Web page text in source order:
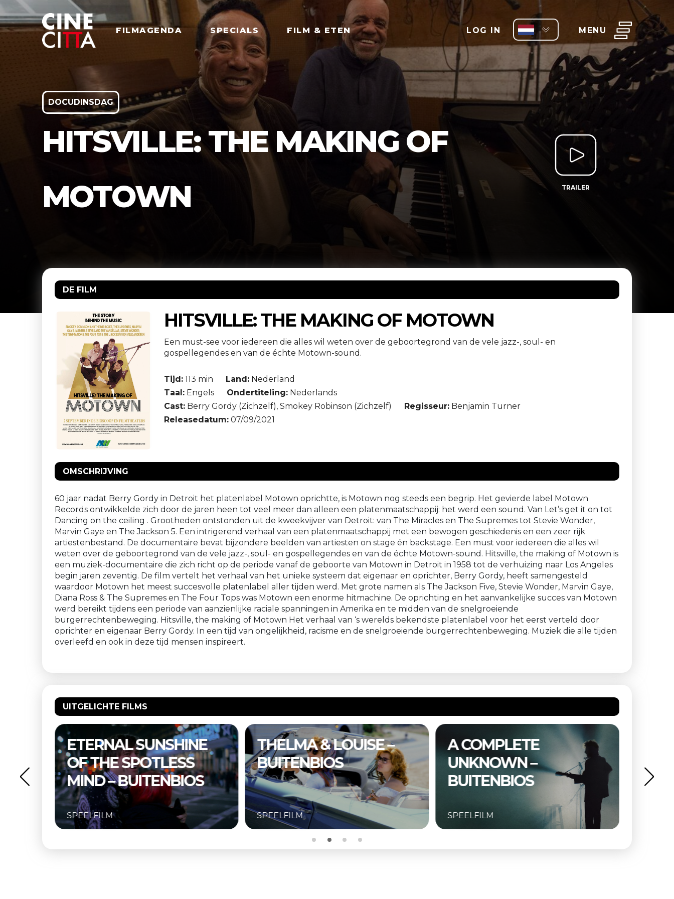
FILMAGENDA SPECIALS FILM & ETEN LOG IN MENU
DOCUDINSDAG
HITSVILLE: THE MAKING OF
MOTOWN
TRAILER
DE FILM
HITSVILLE: THE MAKING OF MOTOWN
Een must-see voor iedereen die alles wil weten over de geboortegrond van de vele jazz-, soul- en
gospellegendes en van de échte Motown-sound.
Tijd: 113 min Land: Nederland
Taal: Engels Ondertiteling: Nederlands
Cast: Berry Gordy (Zichzelf), Smokey Robinson (Zichzelf) Regisseur: Benjamin Turner
Releasedatum: 07/09/2021
OMSCHRIJVING
60 jaar nadat Berry Gordy in Detroit het platenlabel Motown oprichtte, is Motown nog steeds een begrip. Het gevierde label Motown
Records ontwikkelde zich door de jaren heen tot veel meer dan alleen een platenmaatschappij: het werd een sound. Van Let’s get it on tot
Dancing on the ceiling . Grootheden ontstonden uit de kweekvijver van Detroit: van The Miracles en The Supremes tot Stevie Wonder,
Marvin Gaye en The Jackson 5. Een intrigerend verhaal van een platenmaatschappij met een bewogen geschiedenis en een zeer rijk
artiestenbestand. De documentaire bevat bijzondere beelden van artiesten on stage én backstage. Een must voor iedereen die alles wil
weten over de geboortegrond van de vele jazz-, soul- en gospellegendes en van de échte Motown-sound. Hitsville, the making of Motown is
een muziek-documentaire die zich richt op de periode vanaf de geboorte van Motown in Detroit in 1958 tot de verhuizing naar Los Angeles
begin jaren zeventig. De film vertelt het verhaal van het unieke systeem dat eigenaar en oprichter, Berry Gordy, heeft samengesteld
waardoor Motown het meest succesvolle platenlabel aller tijden werd. Met grote namen als The Jackson Five, Stevie Wonder, Marvin Gaye,
Diana Ross & The Supremes en The Four Tops was Motown een enorme hitmachine. De oprichting en het aanvankelijke succes van Motown
werd bereikt tijdens een periode van aanzienlijke raciale spanningen in Amerika en te midden van de snelgroeiende
burgerrechtenbeweging. Hitsville, the making of Motown Het verhaal van ‘s werelds bekendste platenlabel voor het eerst verteld door
oprichter en eigenaar Berry Gordy. In een tijd van ongelijkheid, racisme en de snelgroeiende burgerrechtenbeweging. Muziek die alle tijden
overleefd en ook in deze tijd mensen inspireert.
UITGELICHTE FILMS
ETERNAL SUNSHINE
OF THE SPOTLESS
MIND – BUITENBIOS
SPEELFILM
THELMA & LOUISE –
BUITENBIOS
SPEELFILM
A COMPLETE
UNKNOWN –
BUITENBIOS
SPEELFILM